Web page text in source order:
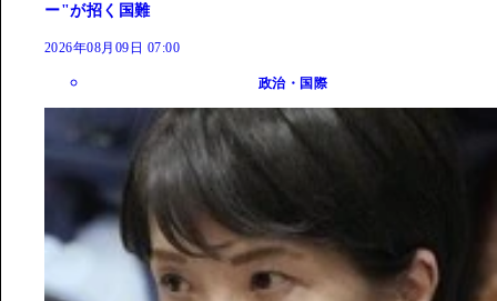
ー"が招く国難
2026年08月09日 07:00
政治・国際